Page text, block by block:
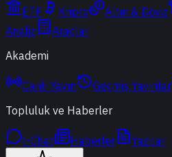
ETF
Kripto Altın & Döviz
Analiz
Araçlar
Akademi
Canlı Yayın Geçmiş Yayınlar
Topluluk ve Haberler
t-Chat Haberler Yazılar